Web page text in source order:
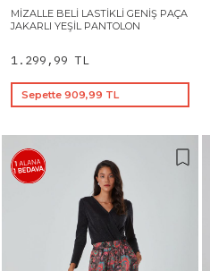
MIZALLE BELI LASTIKLI GENIŞ PAÇA
JAKARLI YEŞIL PANTOLON
1.299,99 TL
Sepette 909,99 TL